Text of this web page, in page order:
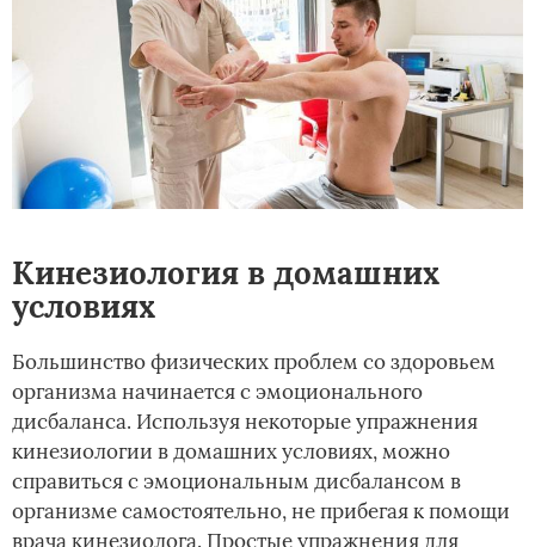
Кинезиология в домашних
условиях
Большинство физических проблем со здоровьем
организма начинается с эмоционального
дисбаланса. Используя некоторые упражнения
кинезиологии в домашних условиях, можно
справиться с эмоциональным дисбалансом в
организме самостоятельно, не прибегая к помощи
врача кинезиолога. Простые упражнения для